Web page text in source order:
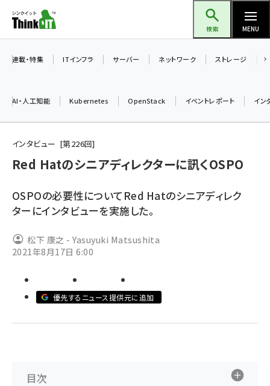
ン
ツ
検索 MENU
加藤銘のチーム貢献～仲間と築いた勝利の絆～ (2304)
北海道をのんびり旅する晴山佳須夫のヒント集！ (2017)
genai (1473)
abc123 (1346)
連載・特集 ITインフラ サーバー ネットワーク ストレージ
AI・人工知能 Kubernetes OpenStack イベントレポート イン
インタビュー 第226回
Red Hatのシニアディレクターに訊くOSPO
OSPOの必要性についてRed Hatのシニアディレク
ターにインタビューを実施した。
松下 康之 - Yasuyuki Matsushita
2021年8月17日 6:00
優先するニュース提供元に追加
目次